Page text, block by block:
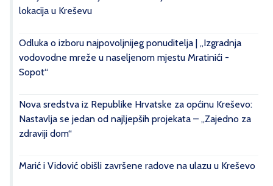
lokacija u Kreševu
Odluka o izboru najpovoljnijeg ponuditelja | „Izgradnja
vodovodne mreže u naseljenom mjestu Mratinići -
Sopot“
Nova sredstva iz Republike Hrvatske za općinu Kreševo:
Nastavlja se jedan od najljepših projekata – „Zajedno za
zdraviji dom“
Marić i Vidović obišli završene radove na ulazu u Kreševo